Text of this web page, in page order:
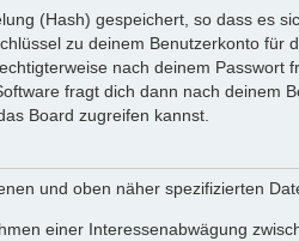
(Hash) gespeichert, so dass es
zu deinem Benutzerkonto
nach deinem
fragt dich dann nach
Board zugreifen kannst.
und oben näher spezifizierten
einer Interessenabwägung